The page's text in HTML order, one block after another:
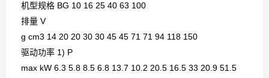
机型规格 BG 10 16 25 40 63 100
排量 V
g cm3 14 20 20 30 30 45 45 71 71 94 118 150
驱动功率 1) P
max kW 6.3 5.8 8.5 6.8 13.7 10.2 20.5 16.5 33 20.9 51.5